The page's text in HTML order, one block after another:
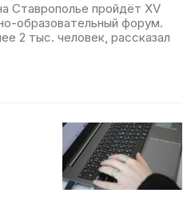
Ставрополье пройдёт XV
образовательный форум.
2 тыс. человек, рассказал